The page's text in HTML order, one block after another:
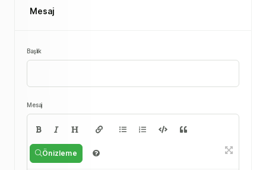
Mesaj
Başlık
Mesaj
Önizleme